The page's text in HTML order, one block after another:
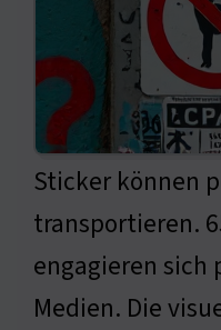
Sticker können
transportieren.
engagieren sich
Medien. Die